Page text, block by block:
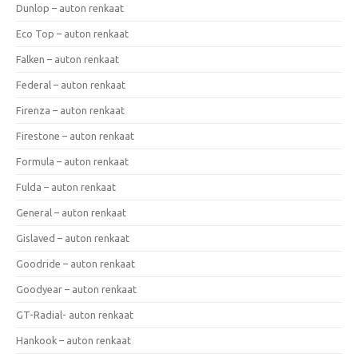
Dunlop – auton renkaat
Eco Top – auton renkaat
Falken – auton renkaat
Federal – auton renkaat
Firenza – auton renkaat
Firestone – auton renkaat
Formula – auton renkaat
Fulda – auton renkaat
General – auton renkaat
Gislaved – auton renkaat
Goodride – auton renkaat
Goodyear – auton renkaat
GT-Radial- auton renkaat
Hankook – auton renkaat